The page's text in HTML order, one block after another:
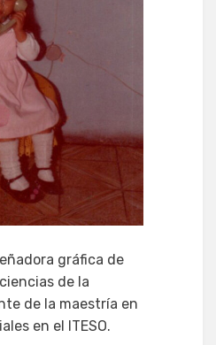
gráfica de
de la
de la maestría en
en el ITESO.